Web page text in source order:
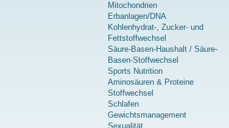
Mitochondrien
Erbanlagen/DNA
Kohlenhydrat-, Zucker- und
Fettstoffwechsel
Säure-Basen-Haushalt / Säure-
Basen-Stoffwechsel
Sports Nutrition
Aminosäuren & Proteine
Stoffwechsel
Schlafen
Gewichtsmanagement
Sexualität